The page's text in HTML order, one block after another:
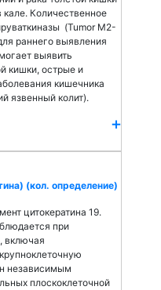
Количественное
(Tumor M2-
раннего выявления
выявить
кишки, острые и
кишечника
язвенный колит).
(кол. определение)
цитокератина 19.
при
включая
независимым
плоскоклеточной